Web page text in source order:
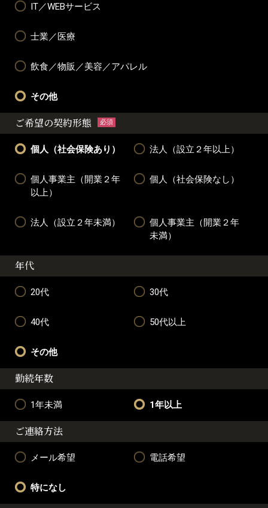
IT／WEBサービス
士業／医療
飲食／物販／美容／アパレル
その他
ご希望の契約形態 必須
個人（社会保険あり） 法人（設立２年以上）
個人事業主（開業２年
以上）
個人（社会保険なし）
法人（設立２年未満）
個人事業主（開業２年
未満）
年代
20代 30代
40代 50代以上
その他
勤続年数
1年未満 1年以上
ご連絡方法
メール希望 電話希望
特になし